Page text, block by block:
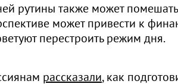
рутины также может
может привести к
перестроить режим дня.
рассказали, как